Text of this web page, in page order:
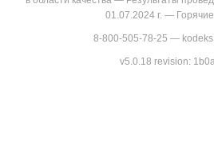
01.07.2024 г.—
8-800-505-78-25 —
v5.0.18 revision: